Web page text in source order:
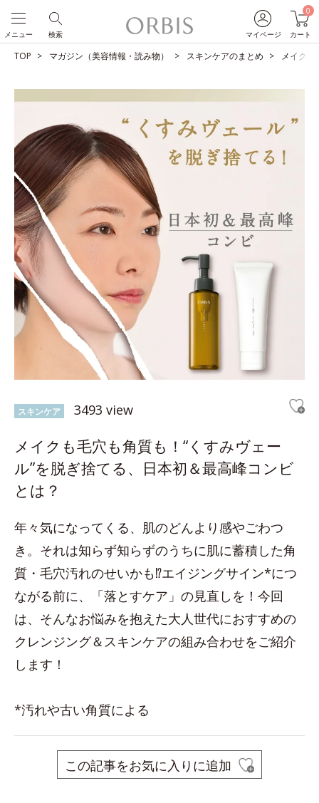
マイページ
0
カート
検索
メニュー
TOP マガジン（美容情報・読み物） スキンケアのまとめ メイクも
スキンケア 3493 view
メイクも毛穴も角質も！“くすみヴェー
ル”を脱ぎ捨てる、日本初＆最高峰コンビ
とは？
年々気になってくる、肌のどんより感やごわつ
き。それは知らず知らずのうちに肌に蓄積した角
質・毛穴汚れのせいかも⁉エイジングサイン*につ
ながる前に、「落とすケア」の見直しを！今回
は、そんなお悩みを抱えた大人世代におすすめの
クレンジング＆スキンケアの組み合わせをご紹介
します！
*汚れや古い角質による
この記事をお気に入りに追加